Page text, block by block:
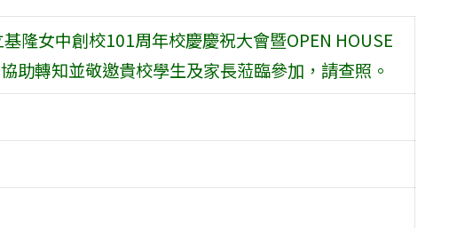
隆女中創校101周年校慶慶祝大會暨OPEN HOUSE
助轉知並敬邀貴校學生及家長蒞臨參加，請查照。